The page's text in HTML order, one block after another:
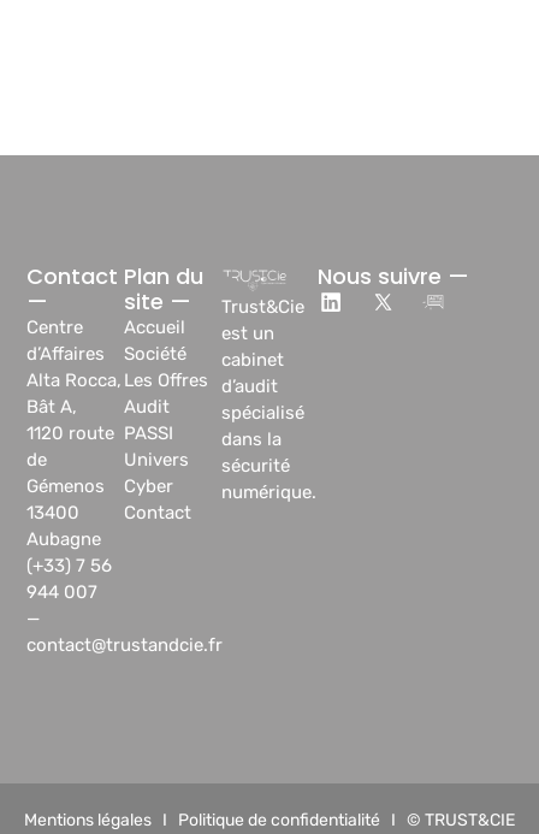
Trust&Cie
est un
cabinet
d’audit
spécialisé
dans la
sécurité
numérique.
Plan du
site —
Accueil
Société
Les Offres
Audit
PASSI
Univers
Cyber
Contact
Contact
—
Centre
d’Affaires
Alta Rocca,
Bât A,
1120 route
de
Gémenos
13400
Aubagne
(+33) 7 56
944 007
—
contact@trustandcie.fr
Nous suivre —
Mentions légales I Politique de confidentialité I © TRUST&CIE